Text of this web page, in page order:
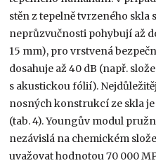
stěn z tepelně tvrzeného skla
neprůzvučnosti pohybují až
15 mm), pro vrstvená
dosahuje až 40 dB (např.
s akustickou fólií).
nosných konstrukcí ze skla
(tab. 4). Youngův modul
nezávislá na chemickém
uvažovat hodnotou 70 000